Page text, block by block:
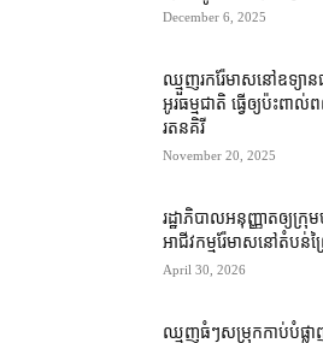
December 6, 2025
ឈ្មួញ​រក​រ៉ែ​មាស​នៅ​ឧទ្យាន
អូរ​ធម្មជាតិ ធ្វើ​ឲ្យ​ប៉ះពាល់​ព
រតនគិរី
November 20, 2025
រដ្ឋាភិបាល​អនុញ្ញាត​ឲ្យ​ក្រុ
អាជីវកម្ម​រ៉ែ​មាស​នៅ​តំបន់​
April 30, 2026
ឈ្មួញ​ធំៗ​សម្រុក​កាប់​បំផ្លា